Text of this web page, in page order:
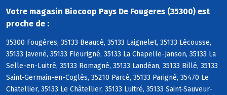
Votre magasin Biocoop Pays De Fougeres (35300) est
proche de :
35300 Fougères, 35133 Beaucé, 35133 Laignelet, 35133 Lécousse,
35133 Javené, 35133 Fleurigné, 35133 La Chapelle-Janson, 35133 La
Selle-en-Luitré, 35133 Romagné, 35133 Landéan, 35133 Billé, 35133
Saint-Germain-en-Coglès, 35210 Parcé, 35133 Parigné, 35470 Le
Chatellier, 35133 Le Châtellier, 35133 Luitré, 35133 Saint-Sauveur-